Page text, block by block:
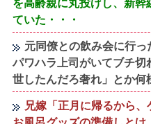
を高齢親に丸投げし、新
ていた・・・
元同僚との飲み会に行
パワハラ上司がいてブチ切
世したんだろ奢れ」とか何
兄嫁「正月に帰るから、